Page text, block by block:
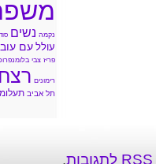
נקמה נשים סוד
עוללעם
פריז צבי
רימונים רצח
תל אביב
.